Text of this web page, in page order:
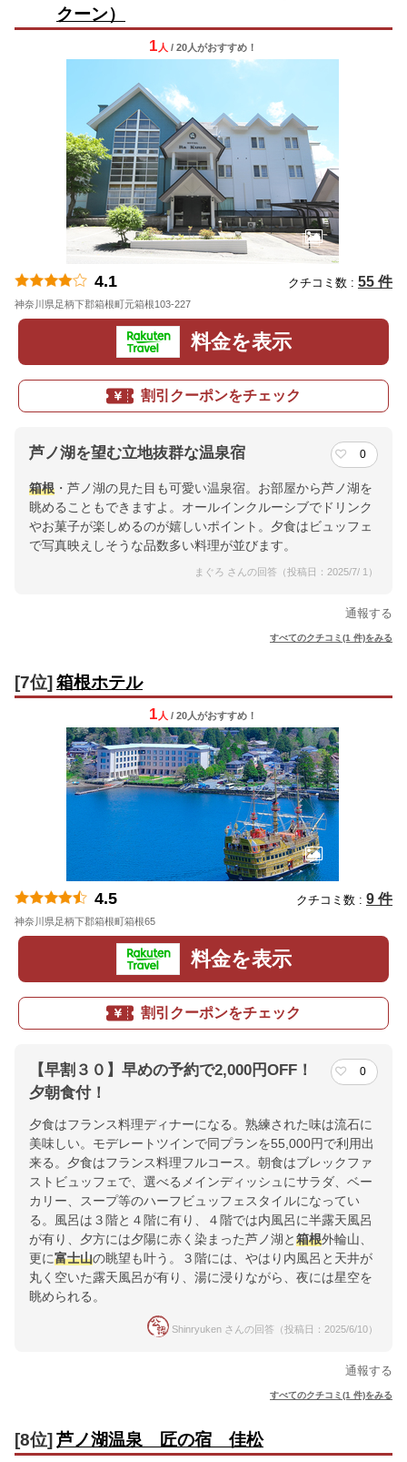
クーン）
1 人 / 20人がおすすめ！
4.1 クチコミ数 : 55 件
神奈川県足柄下郡箱根町元箱根103-227
料金を表示
割引クーポンをチェック
芦ノ湖を望む立地抜群な温泉宿 0
箱根 ・芦ノ湖の見た目も可愛い温泉宿。お部屋から芦ノ湖を
眺めることもできますよ。オールインクルーシブでドリンク
やお菓子が楽しめるのが嬉しいポイント。夕食はビュッフェ
で写真映えしそうな品数多い料理が並びます。
まぐろ さんの回答（投稿日：2025/7/ 1）
通報する
すべてのクチコミ(1 件)をみる
[7位] 箱根ホテル
1 人 / 20人がおすすめ！
4.5 クチコミ数 : 9 件
神奈川県足柄下郡箱根町箱根65
料金を表示
割引クーポンをチェック
【早割３０】早めの予約で2,000円OFF！
夕朝食付！
0
夕食はフランス料理ディナーになる。熟練された味は流石に
美味しい。モデレートツインで同プランを55,000円で利用出
来る。夕食はフランス料理フルコース。朝食はブレックファ
ストビュッフェで、選べるメインディッシュにサラダ、ベー
カリー、スープ等のハーフビュッフェスタイルになってい
る。風呂は３階と４階に有り、４階では内風呂に半露天風呂
が有り、夕方には夕陽に赤く染まった芦ノ湖と箱根外輪山、
更に富士山の眺望も叶う。３階には、やはり内風呂と天井が
丸く空いた露天風呂が有り、湯に浸りながら、夜には星空を
眺められる。
Shinryuken さんの回答（投稿日：2025/6/10）
通報する
すべてのクチコミ(1 件)をみる
[8位] 芦ノ湖温泉 匠の宿 佳松